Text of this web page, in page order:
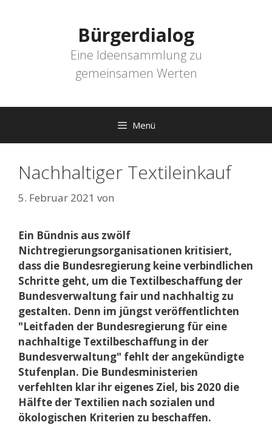
Bürgerdialog
Eine Ideensammlung zu
gemeinsamen Werten
Menü
Nachhaltiger Textileinkauf
5. Februar 2021 von
Ein Bündnis aus zwölf
Nichtregierungsorganisationen kritisiert,
dass die Bundesregierung keine verbindlichen
Schritte geht, um die Textilbeschaffung der
Bundesverwaltung fair und nachhaltig zu
gestalten. Denn im jüngst veröffentlichten
"Leitfaden der Bundesregierung für eine
nachhaltige Textilbeschaffung in der
Bundesverwaltung" fehlt der angekündigte
Stufenplan. Die Bundesministerien
verfehlten klar ihr eigenes Ziel, bis 2020 die
Hälfte der Textilien nach sozialen und
ökologischen Kriterien zu beschaffen.